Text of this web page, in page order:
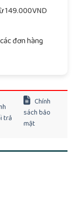
149.000VND
đơn hàng
trả
Chính
sách bảo
mật